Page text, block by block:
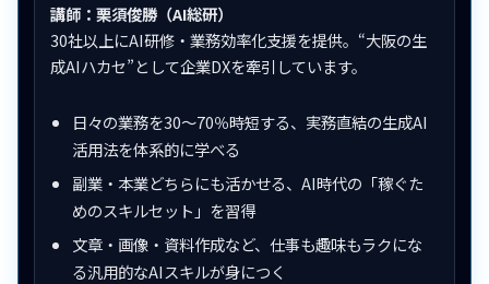
講師：栗須俊勝（AI総研）
30社以上にAI研修・業務効率化支援を提供。“大阪の生
成AIハカセ”として企業DXを牽引しています。
日々の業務を30〜70％時短する、実務直結の生成AI
活用法を体系的に学べる
副業・本業どちらにも活かせる、AI時代の「稼ぐた
めのスキルセット」を習得
文章・画像・資料作成など、仕事も趣味もラクにな
る汎用的なAIスキルが身につく